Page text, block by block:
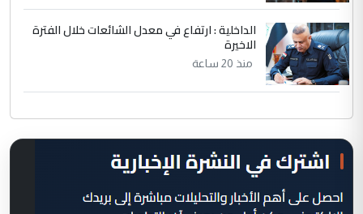
الداخلية : ارتفاع في معدل الشائعات خلال الفترة
الاخيرة
منذ 20 ساعة